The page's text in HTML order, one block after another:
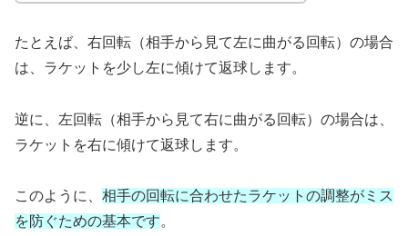
たとえば、右回転（相手から見て左に曲がる回転）の場合
は、ラケットを少し左に傾けて返球します。
逆に、左回転（相手から見て右に曲がる回転）の場合は、
ラケットを右に傾けて返球します。
このように、 相手の回転に合わせたラケットの調整がミス
を防ぐための基本です。